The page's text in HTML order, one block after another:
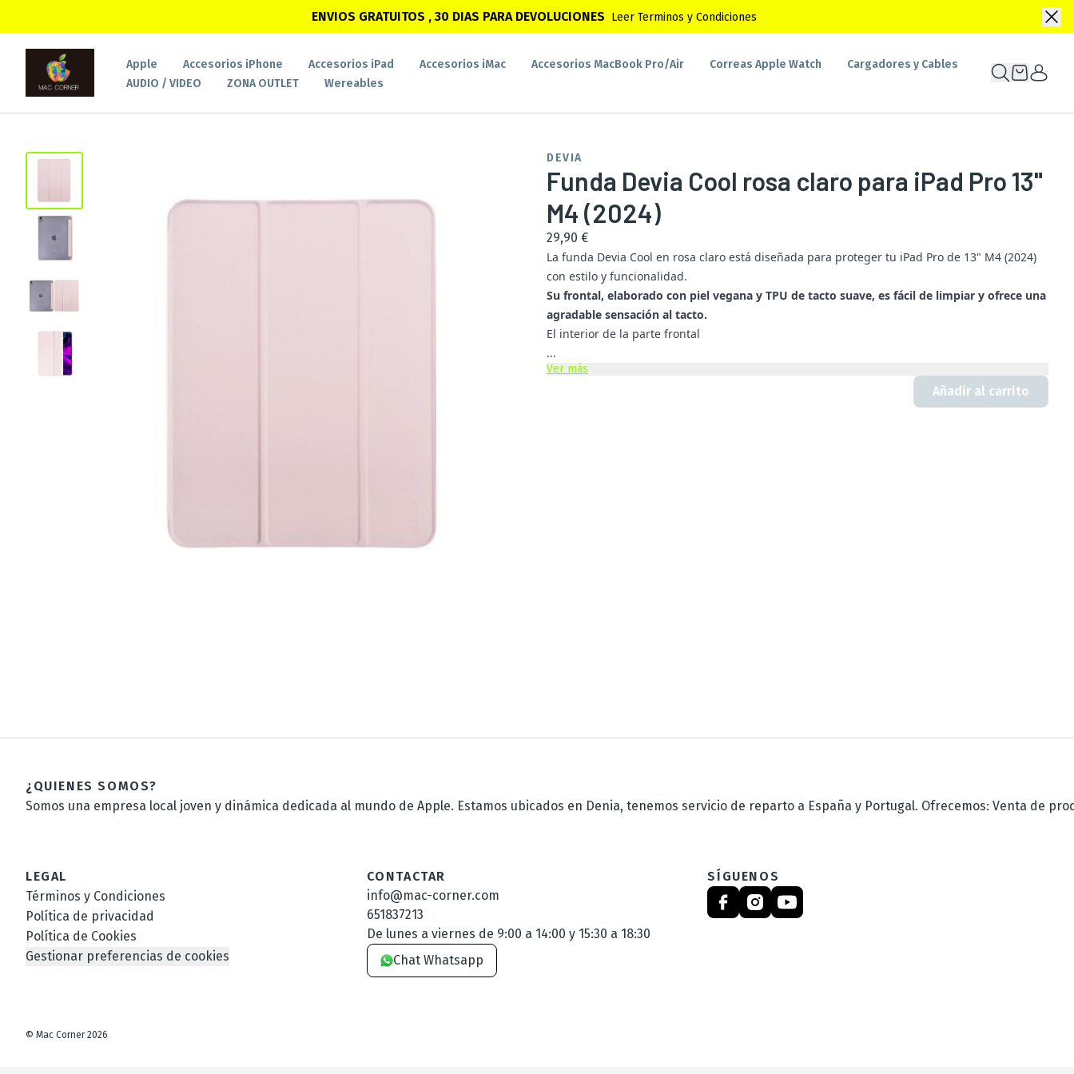
ENVIOS GRATUITOS , 30 DIAS PARA DEVOLUCIONES Leer Terminos y Condiciones
Apple Accesorios iPhone Accesorios iPad Accesorios iMac Accesorios MacBook Pro/Air Correas Apple Watch
Cargadores y Cables
AUDIO / VIDEO
ZONA OUTLET Wereables
DEVIA
Funda Devia Cool rosa claro para iPad Pro 13"
M4 (2024)
29,90 €
La funda Devia Cool en rosa claro está diseñada para proteger tu iPad Pro de 13" M4 (2024)
con estilo y funcionalidad.
Su frontal, elaborado con piel vegana y TPU de tacto suave, es fácil de limpiar y ofrece una
agradable sensación al tacto.
El interior de la parte frontal
...
Ver más
Añadir al carrito
¿QUIENES SOMOS?
Somos una empresa local joven y dinámica dedicada al mundo de Apple. Estamos ubicados en Denia, tenemos servicio de reparto a España y Portugal. Ofrecemos: Venta de
LEGAL
Términos y Condiciones
Política de privacidad
Política de Cookies
Gestionar preferencias de cookies
CONTACTAR
info@mac-corner.com
651837213
De lunes a viernes de 9:00 a 14:00 y 15:30 a 18:30
Chat Whatsapp
SÍGUENOS
© Mac Corner 2026